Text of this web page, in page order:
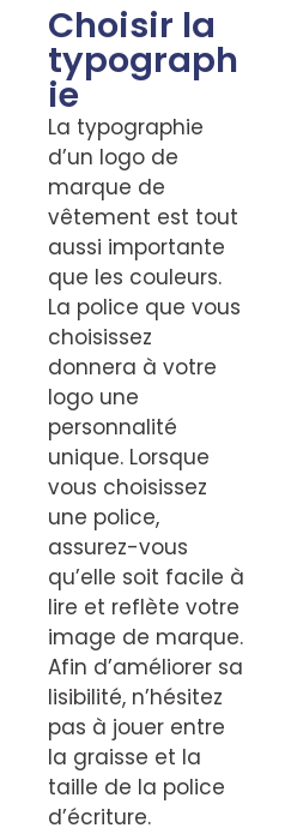
Choisir la
typograph
ie
La typographie
d’un logo de
marque de
vêtement est tout
aussi importante
que les couleurs.
La police que vous
choisissez
donnera à votre
logo une
personnalité
unique. Lorsque
vous choisissez
une police,
assurez-vous
qu’elle soit facile à
lire et reflète votre
image de marque.
Afin d’améliorer sa
lisibilité, n’hésitez
pas à jouer entre
la graisse et la
taille de la police
d’écriture.